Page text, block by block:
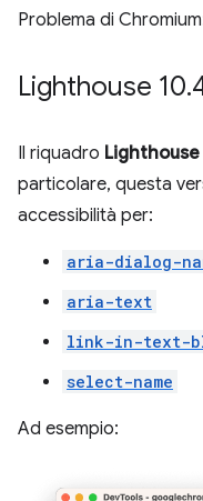
Problema di
Lighthouse 10.
Il riquadro Lighthouse
particolare, questa
accessibilità per:
aria-dialog-
aria-text
link-in-text-
select-name
Ad esempio: